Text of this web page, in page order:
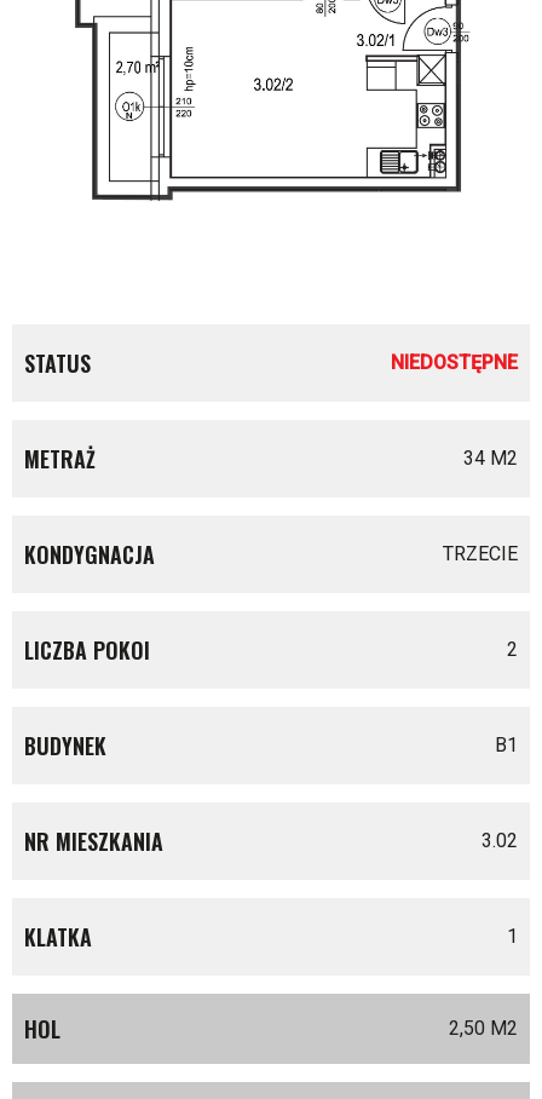
STATUS NIEDOSTĘPNE
METRAŻ 34 M2
KONDYGNACJA TRZECIE
LICZBA POKOI 2
BUDYNEK B1
NR MIESZKANIA 3.02
KLATKA 1
HOL 2,50 M2